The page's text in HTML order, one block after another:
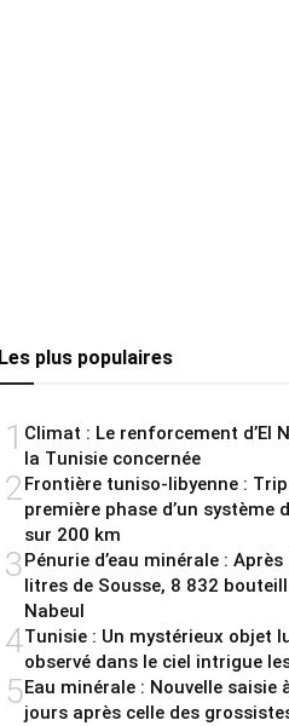
Les plus populaires
1 Climat : Le renforcement d’El
la Tunisie concernée
2Frontière tuniso-libyenne :
première phase d’un système
sur 200 km
3Pénurie d’eau minérale :
litres de Sousse, 8 832
Nabeul
4Tunisie : Un mystérieux objet
observé dans le ciel intrigue
5Eau minérale : Nouvelle saisie
jours après celle des